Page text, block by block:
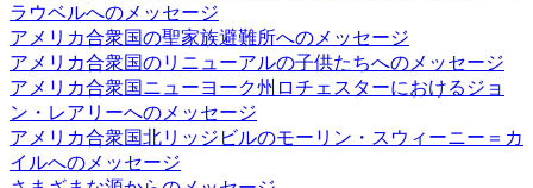
ラウベルへのメッセージ
アメリカ合衆国の聖家族避難所へのメッセージ
アメリカ合衆国のリニューアルの子供たちへのメッセージ
アメリカ合衆国ニューヨーク州ロチェスターにおけるジョ
ン・レアリーへのメッセージ
アメリカ合衆国北リッジビルのモーリン・スウィーニー＝カ
イルへのメッセージ